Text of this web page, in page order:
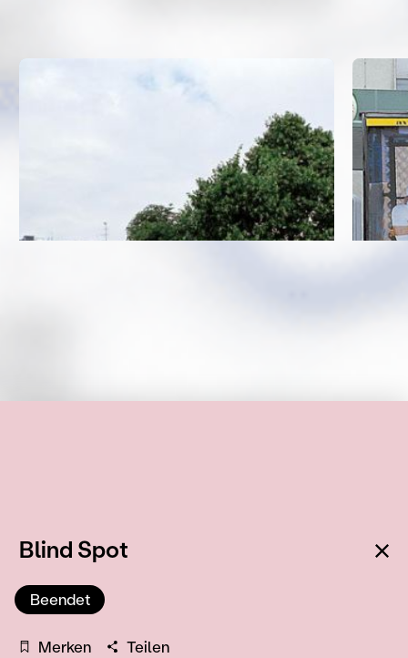
Blind Spot
Beendet
Merken Teilen